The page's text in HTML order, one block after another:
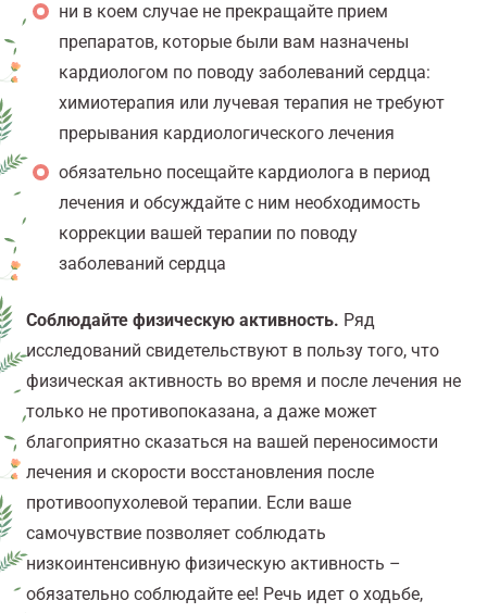
ни в коем случае не прекращайте прием
препаратов, которые были вам назначены
кардиологом по поводу заболеваний сердца:
химиотерапия или лучевая терапия не требуют
прерывания кардиологического лечения
обязательно посещайте кардиолога в период
лечения и обсуждайте с ним необходимость
коррекции вашей терапии по поводу
заболеваний сердца
Соблюдайте физическую активность. Ряд
исследований свидетельствуют в пользу того, что
физическая активность во время и после лечения не
только не противопоказана, а даже может
благоприятно сказаться на вашей переносимости
лечения и скорости восстановления после
противоопухолевой терапии. Если ваше
самочувствие позволяет соблюдать
низкоинтенсивную физическую активность –
обязательно соблюдайте ее! Речь идет о ходьбе,